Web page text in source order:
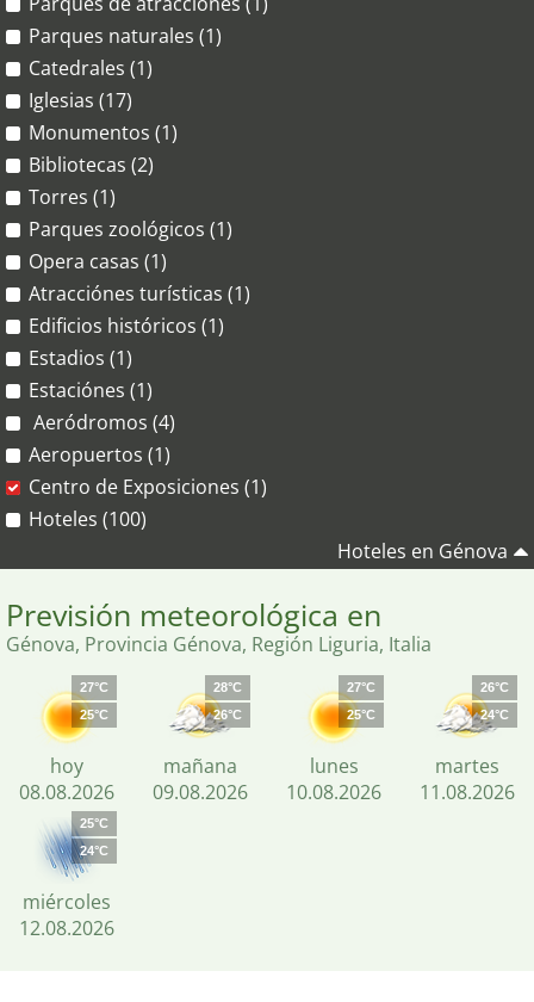
Parques naturales (1)
Catedrales (1)
Iglesias (17)
Monumentos (1)
Bibliotecas (2)
Torres (1)
Parques zoológicos (1)
Opera casas (1)
Atracciónes turísticas (1)
Edificios históricos (1)
Estadios (1)
Estaciónes (1)
Aeródromos (4)
Aeropuertos (1)
Centro de Exposiciones (1)
Hoteles (100)
Hoteles en Génova
Previsión meteorológica en
Génova, Provincia Génova, Región Liguria, Italia
27°C
25°C
hoy
08.08.2026
28°C
26°C
mañana
09.08.2026
27°C
25°C
lunes
10.08.2026
26°C
24°C
martes
11.08.2026
25°C
24°C
miércoles
12.08.2026